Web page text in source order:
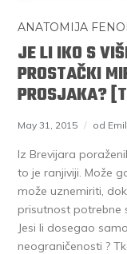
ANATOMIJA
JE LI IKO S
PROSTAČKI
PROSJAKA?
May 31, 2015 od
Iz Brevijara
to je ranjiviji. Može
može uznemiriti,
prisutnost potrebne
Jesi li dosegao
neograničenosti ?